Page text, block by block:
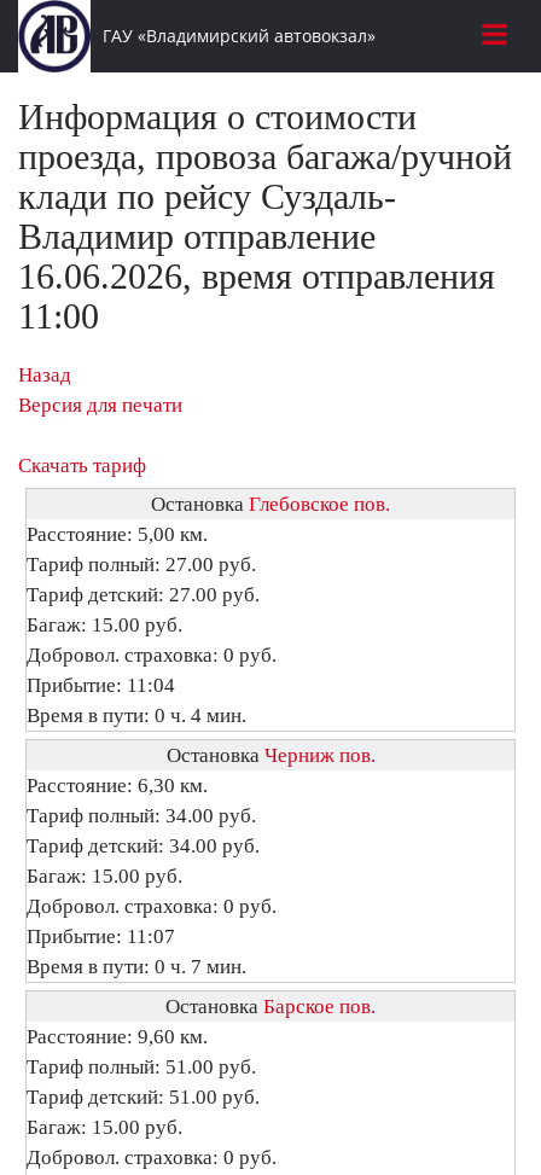
ГАУ «Владимирский автовокзал»
Информация о стоимости
проезда, провоза багажа/ручной
клади по рейсу Суздаль-
Владимир отправление
16.06.2026, время отправления
11:00
Назад
Версия для печати
Скачать тариф
Остановка Глебовское пов.
Расстояние: 5,00 км.
Тариф полный: 27.00 руб.
Тариф детский: 27.00 руб.
Багаж: 15.00 руб.
Добровол. страховка: 0 руб.
Прибытие: 11:04
Время в пути: 0 ч. 4 мин.
Остановка Черниж пов.
Расстояние: 6,30 км.
Тариф полный: 34.00 руб.
Тариф детский: 34.00 руб.
Багаж: 15.00 руб.
Добровол. страховка: 0 руб.
Прибытие: 11:07
Время в пути: 0 ч. 7 мин.
Остановка Барское пов.
Расстояние: 9,60 км.
Тариф полный: 51.00 руб.
Тариф детский: 51.00 руб.
Багаж: 15.00 руб.
Добровол. страховка: 0 руб.